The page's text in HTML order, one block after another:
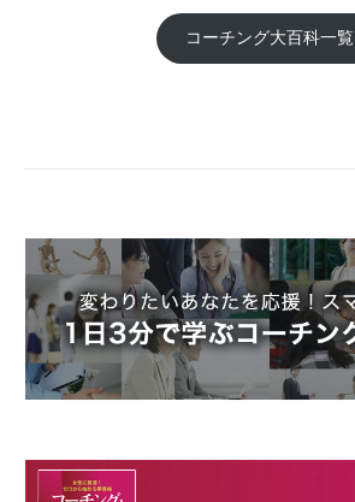
コーチング大百科一覧